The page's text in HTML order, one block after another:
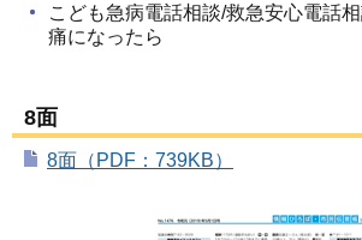
こども急病電話相談/救急安心電話
痛になったら
8面
8面（PDF：739KB）